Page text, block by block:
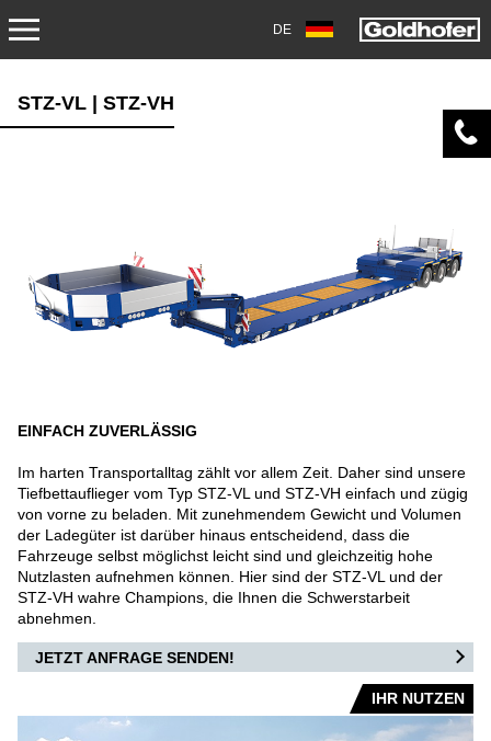
DE
SCHWERLASTMODULE
AIRPORT
FRACHT-/PUSHBACKSCHLEPPER
KONVENTIONELLE SCHLEPPER
STANGENLOSE SCHLEPPER
FLUGZEUGBERGESYSTEME
STZ-VL | STZ-VH
EINFACH ZUVERLÄSSIG
Im harten Transportalltag zählt vor allem Zeit. Daher sind unsere
Tiefbettauflieger vom Typ STZ-VL und STZ-VH einfach und zügig
von vorne zu beladen. Mit zunehmendem Gewicht und Volumen
der Ladegüter ist darüber hinaus entscheidend, dass die
Fahrzeuge selbst möglichst leicht sind und gleichzeitig hohe
Nutzlasten aufnehmen können. Hier sind der STZ-VL und der
STZ-VH wahre Champions, die Ihnen die Schwerstarbeit
abnehmen.
JETZT ANFRAGE SENDEN!
IHR NUTZEN